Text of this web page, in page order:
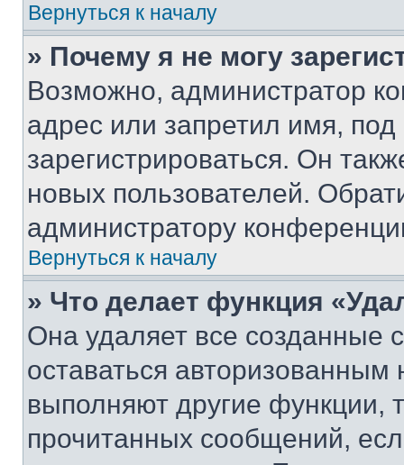
Вернуться к началу
» Почему я не могу
Возможно, администратор
адрес или запретил имя,
зарегистрироваться. Он
новых пользователей.
администратору
Вернуться к началу
» Что делает функция
Она удаляет все созданные
оставаться
выполняют другие функции,
прочитанных сообщений,